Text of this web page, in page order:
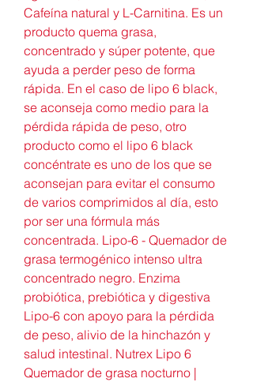
Cafeína natural y L-Carnitina. Es un
producto quema grasa,
concentrado y súper potente, que
ayuda a perder peso de forma
rápida. En el caso de lipo 6 black,
se aconseja como medio para la
pérdida rápida de peso, otro
producto como el lipo 6 black
concéntrate es uno de los que se
aconsejan para evitar el consumo
de varios comprimidos al día, esto
por ser una fórmula más
concentrada. Lipo-6 - Quemador de
grasa termogénico intenso ultra
concentrado negro. Enzima
probiótica, prebiótica y digestiva
Lipo-6 con apoyo para la pérdida
de peso, alivio de la hinchazón y
salud intestinal. Nutrex Lipo 6
Quemador de grasa nocturno |